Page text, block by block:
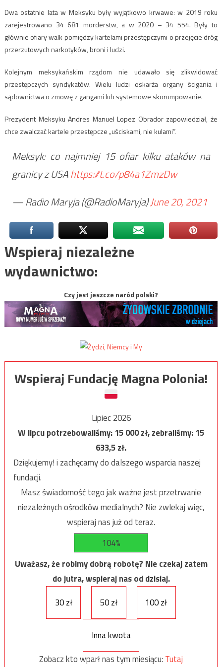
Dwa ostatnie lata w Meksyku były wyjątkowo krwawe: w 2019 roku
zarejestrowano 34 681 morderstw, a w 2020 – 34 554. Były to
głównie ofiary walk pomiędzy kartelami przestępczymi o przejęcie dróg
przerzutowych narkotyków, broni i ludzi.
Kolejnym meksykańskim rządom nie udawało się zlikwidować
przestępczych syndykatów. Wielu ludzi oskarża organy ścigania i
sądownictwa o zmowę z gangami lub systemowe skorumpowanie.
Prezydent Meksyku Andres Manuel Lopez Obrador zapowiedział, że
chce zwalczać kartele przestępcze „uściskami, nie kulami”.
Meksyk: co najmniej 15 ofiar kilku ataków na
granicy z USAhttps://t.co/p84a1ZmzDw
— Radio Maryja (@RadioMaryja)June 20, 2021
Wspieraj niezależne
wydawnictwo:
Czy jest jeszcze naród polski?
Wspieraj Fundację Magna Polonia!
Lipiec 2026
W lipcu potrzebowaliśmy:15 000zł, zebraliśmy:15
633,5zł.
Dziękujemy! i zachęcamy do dalszego wsparcia naszej
fundacji.
Masz świadomość tego jak ważne jest przetrwanie
niezależnych ośrodków medialnych? Nie zwlekaj więc,
wspieraj nas już od teraz.
104%
Uważasz, że robimy dobrą robotę? Nie czekaj zatem
do jutra, wspieraj nas od dzisiaj.
30 zł
50 zł 100 zł
Inna kwota
Zobacz kto wparł nas tym miesiącu: Tutaj